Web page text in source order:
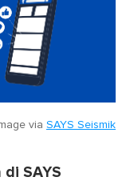
via SAYS Seismik
SAYS